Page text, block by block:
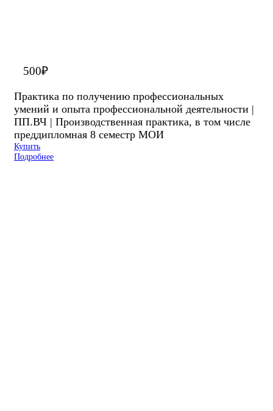
500₽
Практика по получению профессиональных
умений и опыта профессиональной деятельности |
ПП.ВЧ | Производственная практика, в том числе
преддипломная 8 семестр МОИ
Купить
Подробнее